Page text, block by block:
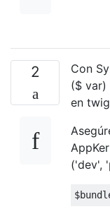
2
Con
($ var)
en
('dev',